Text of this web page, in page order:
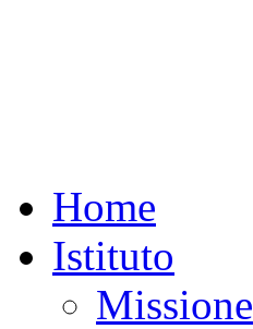
Home
Istituto
Missione